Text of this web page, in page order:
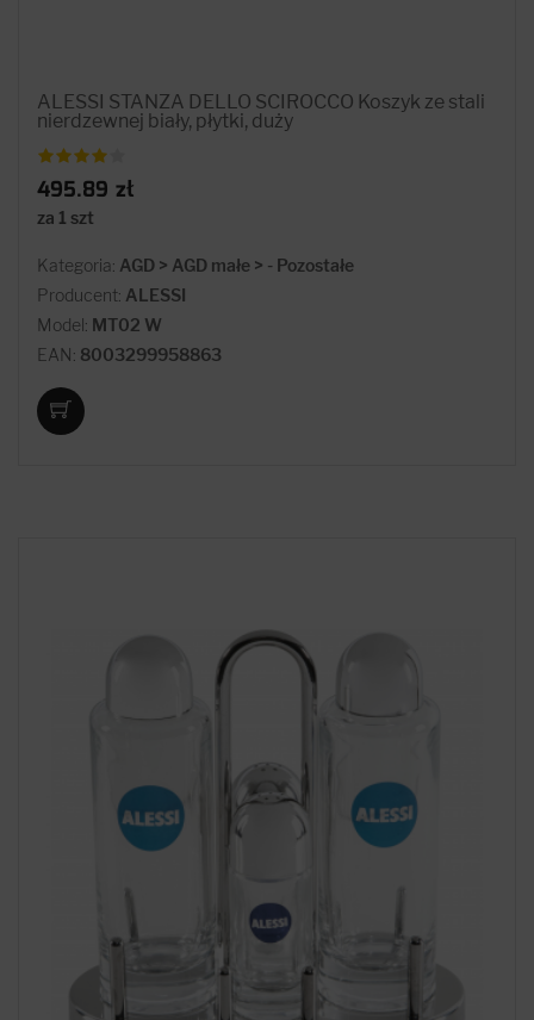
ALESSI STANZA DELLO SCIROCCO Koszyk ze stali
nierdzewnej biały, płytki, duży
495.89 zł
za 1 szt
Kategoria: AGD > AGD małe > - Pozostałe
Producent: ALESSI
Model: MT02 W
EAN: 8003299958863